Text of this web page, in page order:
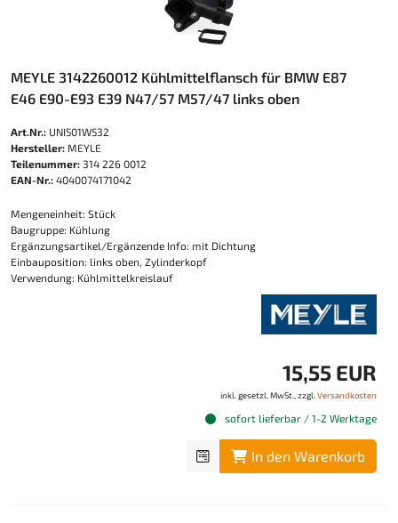
MEYLE 3142260012 Kühlmittelflansch für BMW E87
E46 E90-E93 E39 N47/57 M57/47 links oben
Art.Nr.: UNI501W532
Hersteller: MEYLE
Teilenummer: 314 226 0012
EAN-Nr.: 4040074171042
Mengeneinheit: Stück
Baugruppe: Kühlung
Ergänzungsartikel/Ergänzende Info: mit Dichtung
Einbauposition: links oben, Zylinderkopf
Verwendung: Kühlmittelkreislauf
15,55 EUR
inkl. gesetzl. MwSt., zzgl. Versandkosten
sofort lieferbar / 1-2 Werktage
In den Warenkorb